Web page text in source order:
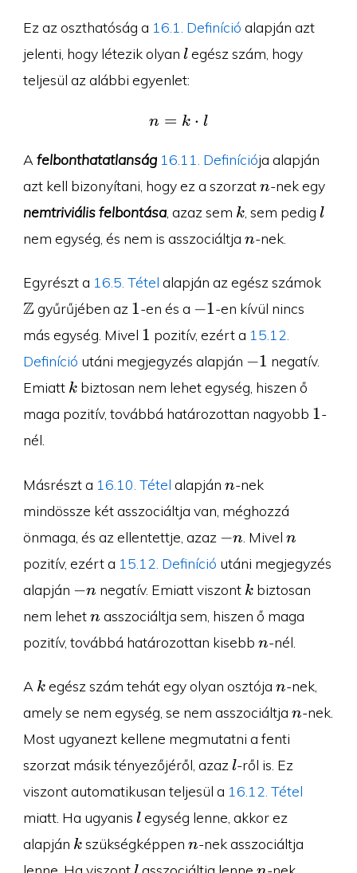
Ez az oszthatóság a 16.1. Definíció alapján azt
jelenti, hogy létezik olyan l
l egész szám, hogy
teljesül az alábbi egyenlet:
n=k\cdot l
n = k ⋅ l
A felbonthatatlanság 16.11. Definíciója alapján
azt kell bizonyítani, hogy ez a szorzatn
n-nek egy
nemtriviális felbontása, azaz sem k
k , sem pedigl
l
nem egység, és nem is asszociáltja n
n-nek.
Egyrészt a 16.5. Tétel alapján az egész számok\Z
Zgyűrűjében az 1
1-en és a -1
−1-en kívül nincs
más egység. Mivel 1
1 pozitív, ezért a 15.12.
Definíció utáni megjegyzés alapján -1
−1 negatív.
Emiatt k
k biztosan nem lehet egység, hiszen ő
maga pozitív, továbbá határozottan nagyobb 1
1-
nél.
Másrészt a 16.10. Tétel alapján n
n-nek
mindössze két asszociáltja van, méghozzá
önmaga, és az ellentettje, azaz -
−n . Mivel n
n
pozitív, ezért a 15.12. Definíció utáni megjegyzés
alapján -
−n negatív. Emiatt viszont k
k biztosan
nem lehetn
n asszociáltja sem, hiszen ő maga
pozitív, továbbá határozottan kisebb n
n-nél.
A k
k egész szám tehát egy olyan osztójan
n-nek,
amely se nem egység, se nem asszociáltja n
n-nek.
Most ugyanezt kellene megmutatni a fenti
szorzat másik tényezőjéről, azaz l
l-ről is. Ez
viszont automatikusan teljesül a 16.12. Tétel
miatt. Ha ugyanis l
l egység lenne, akkor ez
alapján k
k szükségképpenn
n-nek asszociáltja
l n